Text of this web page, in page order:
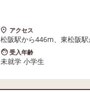
アクセス
松阪駅から446m、東松阪
受入年齢
未就学 小学生